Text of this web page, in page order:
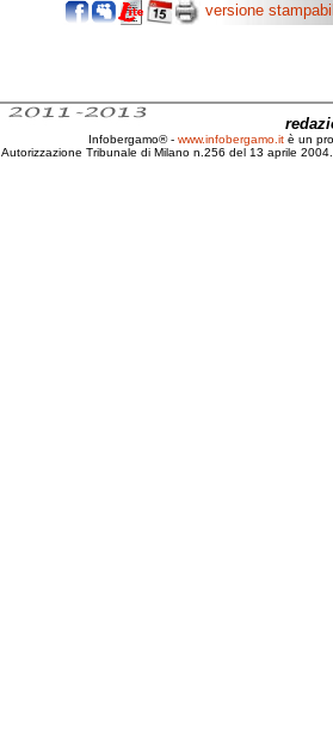
versione
Infobergamo® - www.infobergamo.it è un
Autorizzazione Tribunale di Milano n.256 del 13 aprile